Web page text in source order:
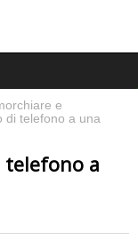
e
di telefono a una
telefono a